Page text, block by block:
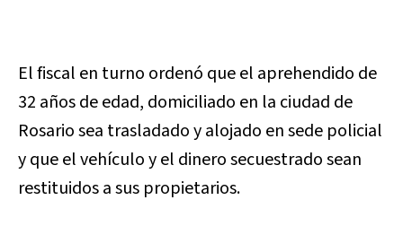
El fiscal en turno ordenó que el aprehendido de
32 años de edad, domiciliado en la ciudad de
Rosario sea trasladado y alojado en sede policial
y que el vehículo y el dinero secuestrado sean
restituidos a sus propietarios.